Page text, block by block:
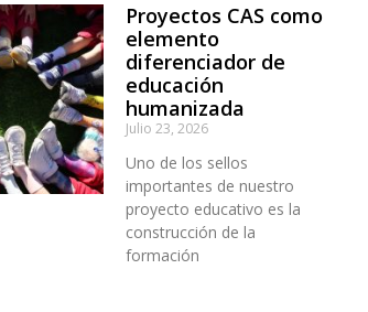
Proyectos CAS como
elemento
diferenciador de
educación
humanizada
Julio 23, 2026
Uno de los sellos
importantes de nuestro
proyecto educativo es la
construcción de la
formación